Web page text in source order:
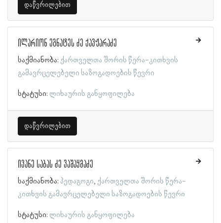
დაწვრილებით
ილარიონ ეგნატეს ძე ქავჟარაძე
საქმიანობა: ქართველთა შორის წერა-კითხვის
გამავრცელებელი საზოგადოების წევრი
სტატუსი: ლიხაურის განყოფილება
დაწვრილებით
ივანე საბას ძე ვაშაყმაძე
საქმიანობა: პედაგოგი ქართველთა შორის წერა-
კითხვის გამავრცელებელი საზოგადოების წევრი
სტატუსი: ლიხაურის განყოფილება